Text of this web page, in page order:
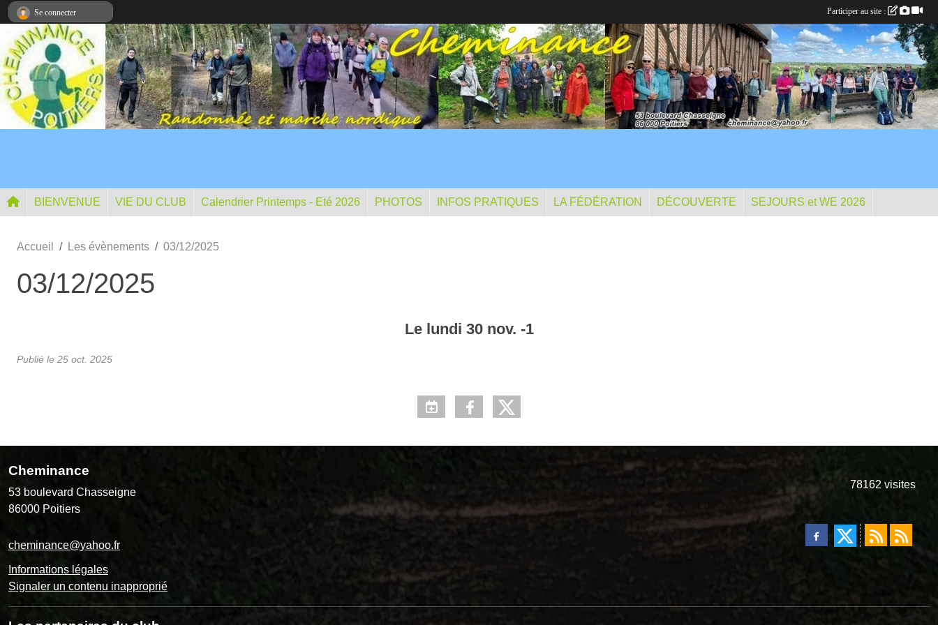
BIENVENUE VIE DU CLUB Calendrier Printemps - Eté 2026 PHOTOS INFOS PRATIQUES LA FÉDÉRATION DÉCOUVERTE SEJOURS et WE 2026
Accueil Les évènements 03/12/2025
03/12/2025
Le lundi 30 nov. -1
Publié le 25 oct. 2025
Cheminance
53 boulevard Chasseigne
86000 Poitiers
cheminance@yahoo.fr
Informations légales
Signaler un contenu inapproprié
78162 visites
Se connecter Participer au site :
Panneau de gestion des cookies